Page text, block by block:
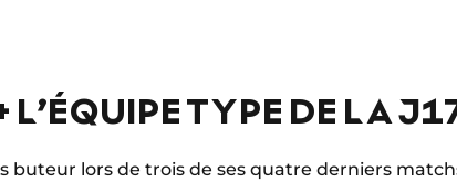
L’ÉQUIPE TYPE DE LA
buteur lors de trois de ses quatre derniers